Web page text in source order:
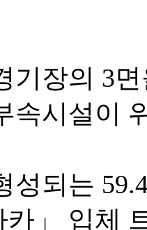
기장의 3
속시설이
성되는
」 입체